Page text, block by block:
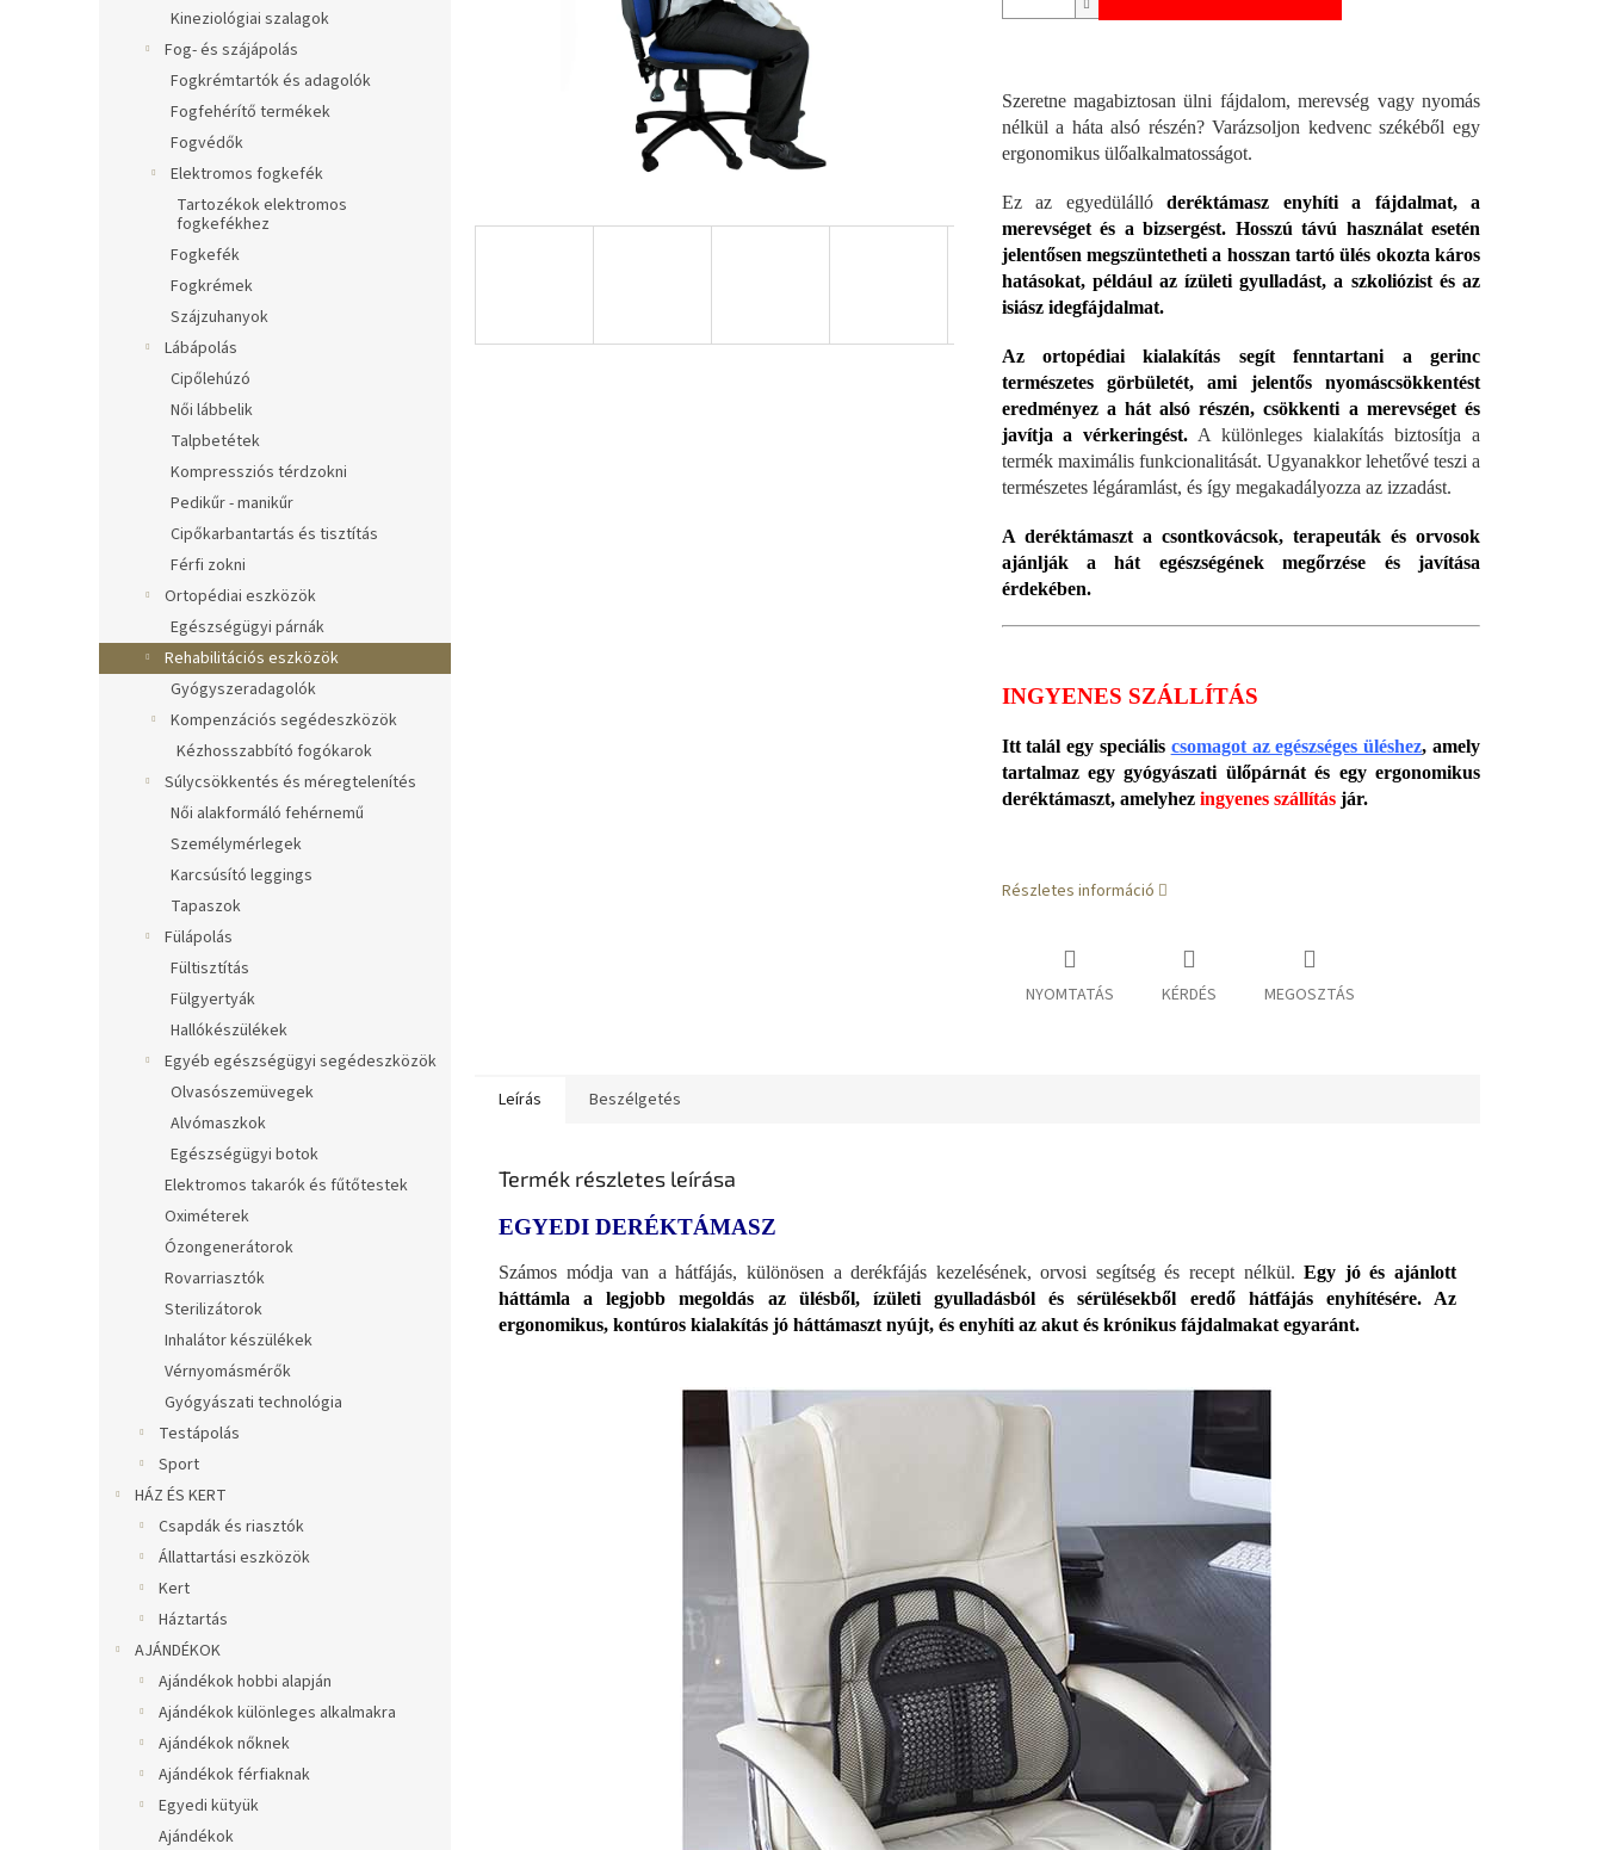
Kineziológiai szalagok
Fog- és szájápolás
Fogkrémtartók és adagolók
Fogfehérítő termékek
Fogvédők
Elektromos fogkefék
Tartozékok elektromos
fogkefékhez
Fogkefék
Fogkrémek
Szájzuhanyok
Lábápolás
Cipőlehúzó
Női lábbelik
Talpbetétek
Kompressziós térdzokni
Pedikűr - manikűr
Cipőkarbantartás és tisztítás
Férfi zokni
Ortopédiai eszközök
Egészségügyi párnák
Rehabilitációs eszközök
Gyógyszeradagolók
Kompenzációs segédeszközök
Kézhosszabbító fogókarok
Súlycsökkentés és méregtelenítés
Női alakformáló fehérnemű
Személymérlegek
Karcsúsító leggings
Tapaszok
Fülápolás
Fültisztítás
Fülgyertyák
Hallókészülékek
Egyéb egészségügyi segédeszközök
Olvasószemüvegek
Alvómaszkok
Egészségügyi botok
Elektromos takarók és fűtőtestek
Oximéterek
Ózongenerátorok
Rovarriasztók
Sterilizátorok
Inhalátor készülékek
Vérnyomásmérők
Gyógyászati technológia
Testápolás
Sport
HÁZ ÉS KERT
Csapdák és riasztók
Állattartási eszközök
Kert
Háztartás
AJÁNDÉKOK
Ajándékok hobbi alapján
Ajándékok különleges alkalmakra
Ajándékok nőknek
Ajándékok férfiaknak
Egyedi kütyük
Ajándékok
Szeretne magabiztosan ülni fájdalom, merevség vagy nyomás
nélkül a háta alsó részén? Varázsoljon kedvenc székéből egy
ergonomikus ülőalkalmatosságot.
Ez az egyedülálló deréktámasz enyhíti a fájdalmat, a
merevséget és a bizsergést. Hosszú távú használat esetén
jelentősen megszüntetheti a hosszan tartó ülés okozta káros
hatásokat, például az ízületi gyulladást, a szkoliózist és az
isiász idegfájdalmat.
Az ortopédiai kialakítás segít fenntartani a gerinc
természetes görbületét, ami jelentős nyomáscsökkentést
eredményez a hát alsó részén, csökkenti a merevséget és
javítja a vérkeringést. A különleges kialakítás biztosítja a
termék maximális funkcionalitását. Ugyanakkor lehetővé teszi a
természetes légáramlást, és így megakadályozza az izzadást.
A deréktámaszt a csontkovácsok, terapeuták és orvosok
ajánlják a hát egészségének megőrzése és javítása
érdekében.
INGYENES SZÁLLÍTÁS
Itt talál egy speciális csomagot az egészséges üléshez, amely
tartalmaz egy gyógyászati ülőpárnát és egy ergonomikus
deréktámaszt, amelyhez ingyenes szállításjár.
Részletes információ
NYOMTATÁS KÉRDÉS MEGOSZTÁS
Leírás Beszélgetés
Termék részletes leírása
EGYEDI DERÉKTÁMASZ
Számos módja van a hátfájás, különösen a derékfájás kezelésének, orvosi segítség és recept nélkül.Egy jó és ajánlott
háttámla a legjobb megoldás az ülésből, ízületi gyulladásból és sérülésekből eredő hátfájás enyhítésére. Az
ergonomikus, kontúros kialakítás jó háttámaszt nyújt, és enyhíti az akut és krónikus fájdalmakat egyaránt.